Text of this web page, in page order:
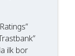
ilk bor